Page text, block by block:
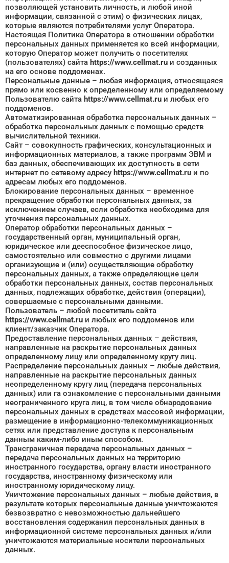
позволяющей установить личность, и любой иной
информации, связанной с этим) о физических лицах,
которые являются потребителями услуг Оператора.
Настоящая Политика Оператора в отношении обработки
персональных данных применяется ко всей информации,
которую Оператор может получить о посетителях
(пользователях) сайта https://www.cellmat.ru и созданных
на его основе поддоменах.
Персональные данные – любая информация, относящаяся
прямо или косвенно к определенному или определяемому
Пользователю сайта https://www.cellmat.ru и любых его
поддоменов.
Автоматизированная обработка персональных данных –
обработка персональных данных с помощью средств
вычислительной техники.
Сайт – совокупность графических, консультационных и
информационных материалов, а также программ ЭВМ и
баз данных, обеспечивающих их доступность в сети
интернет по сетевому адресу https://www.cellmat.ru и по
адресам любых его поддоменов.
Блокирование персональных данных – временное
прекращение обработки персональных данных, за
исключением случаев, если обработка необходима для
уточнения персональных данных.
Оператор обработки персональных данных –
государственный орган, муниципальный орган,
юридическое или дееспособное физическое лицо,
самостоятельно или совместно с другими лицами
организующие и (или) осуществляющие обработку
персональных данных, а также определяющие цели
обработки персональных данных, состав персональных
данных, подлежащих обработке, действия (операции),
совершаемые с персональными данными.
Пользователь – любой посетитель сайта
https://www.cellmat.ru и любых его поддоменов или
клиент/заказчик Оператора.
Предоставление персональных данных – действия,
направленные на раскрытие персональных данных
определенному лицу или определенному кругу лиц.
Распределение персональных данных – любые действия,
направленные на раскрытие персональных данных
неопределенному кругу лиц (передача персональных
данных) или га ознакомление с персональными данными
неограниченного круга лиц, в том числе обнародование
персональных данных в средствах массовой информации,
размещение в информационно-телекоммуникационных
сетях или представление доступа к персональным
данным каким-либо иным способом.
Трансграничная передача персональных данных –
передача персональных данных на территорию
иностранного государства, органу власти иностранного
государства, иностранному физическому или
иностранному юридическому лицу.
Уничтожение персональных данных – любые действия, в
результате которых персональные данные уничтожаются
безвозвратно с невозможностью дальнейшего
восстановления содержания персональных данных в
информационной системе персональных данных и/или
уничтожаются материальные носители персональных
данных.